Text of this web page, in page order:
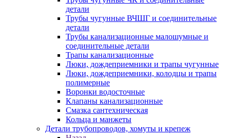
детали
Трубы чугунные ВЧШГ и соединительные
детали
Трубы канализационные малошумные и
соединительные детали
Трапы канализационные
Люки, дождеприемники и трапы чугунные
Люки, дождеприемники, колодцы и трапы
полимерные
Воронки водосточные
Клапаны канализационные
Смазка сантехническая
Кольца и манжеты
Детали трубопроводов, хомуты и крепеж